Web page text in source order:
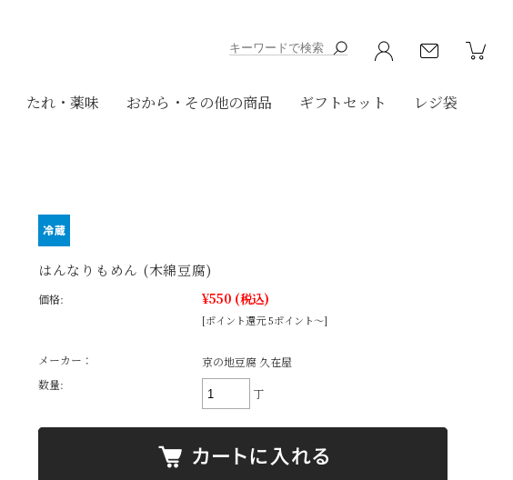
たれ・薬味 おから・その他の商品 ギフトセット レジ袋
はんなりもめん (木綿豆腐)
価格: ¥550 (税込)
[ポイント還元 5ポイント～]
メーカー：
京の地豆腐 久在屋
数量:
丁